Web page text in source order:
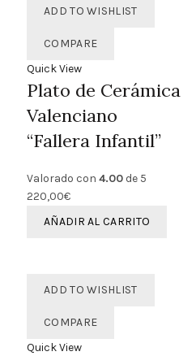
ADD TO WISHLIST
COMPARE
Quick View
Plato de Cerámica
Valenciano
“Fallera Infantil”
Valorado con 4.00 de 5
220,00€
AÑADIR AL CARRITO
ADD TO WISHLIST
COMPARE
Quick View